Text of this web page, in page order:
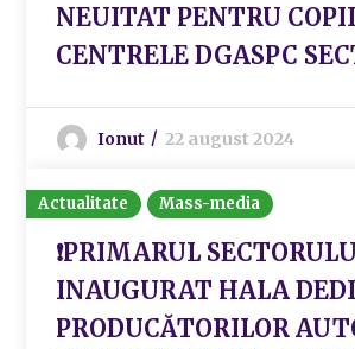
NEUITAT PENTRU
CENTRELE DGASPC
Ionut 22 august 2024
Actualitate Mass-media
❗PRIMARUL
INAUGURAT HALA
PRODUCĂTORILOR